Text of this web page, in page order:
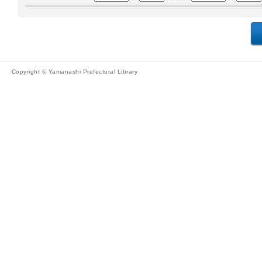
Copyright © Yamanashi Prefectural Library